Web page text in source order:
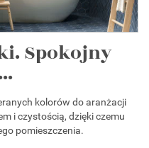
Spokojny
kolorów do aranżacji
i czystością, dzięki czemu
pomieszczenia.